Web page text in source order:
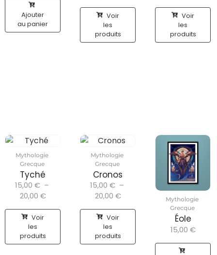
Ajouter
au panier
Voir
les
produits
Voir
les
produits
Mythologie
Grecque
Tyché
15,00 € –
20,00 €
Voir
les
produits
Mythologie
Grecque
Cronos
15,00 € –
20,00 €
Voir
les
produits
Mythologie
Grecque
Éole
15,00 €